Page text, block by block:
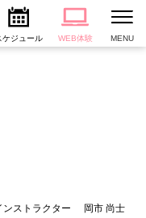
ケジュール WEB体験 MENU
ンストラクター 岡市 尚士